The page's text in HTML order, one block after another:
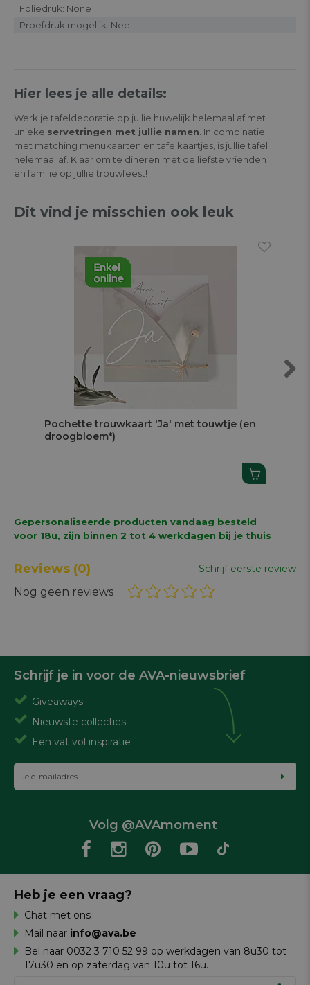
Foliedruk: None
Proefdruk mogelijk: Nee
Hier lees je alle details:
Werk je tafeldecoratie op jullie huwelijk helemaal af met
unieke servetringen met jullie namen . In combinatie
met matching menukaarten en tafelkaartjes, is jullie tafel
helemaal af. Klaar om te dineren met de liefste vrienden
en familie op jullie trouwfeest!
Dit vind je misschien ook leuk
Pochette trouwkaart 'Ja' met touwtje (en
droogbloem*)
Gepersonaliseerde producten vandaag besteld
voor 18u, zijn binnen 2 tot 4 werkdagen bij je thuis
Reviews (0) Schrijf eerste review
Nog geen reviews
Schrijf je in voor de AVA-nieuwsbrief
Giveaways
Nieuwste collecties
Een vat vol inspiratie
Volg @AVAmoment
Heb je een vraag?
Chat met ons
Mail naar info@ava.be
Bel naar 0032 3 710 52 99 op werkdagen van 8u30 tot
17u30 en op zaterdag van 10u tot 16u.